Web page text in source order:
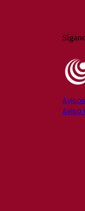
Aviso